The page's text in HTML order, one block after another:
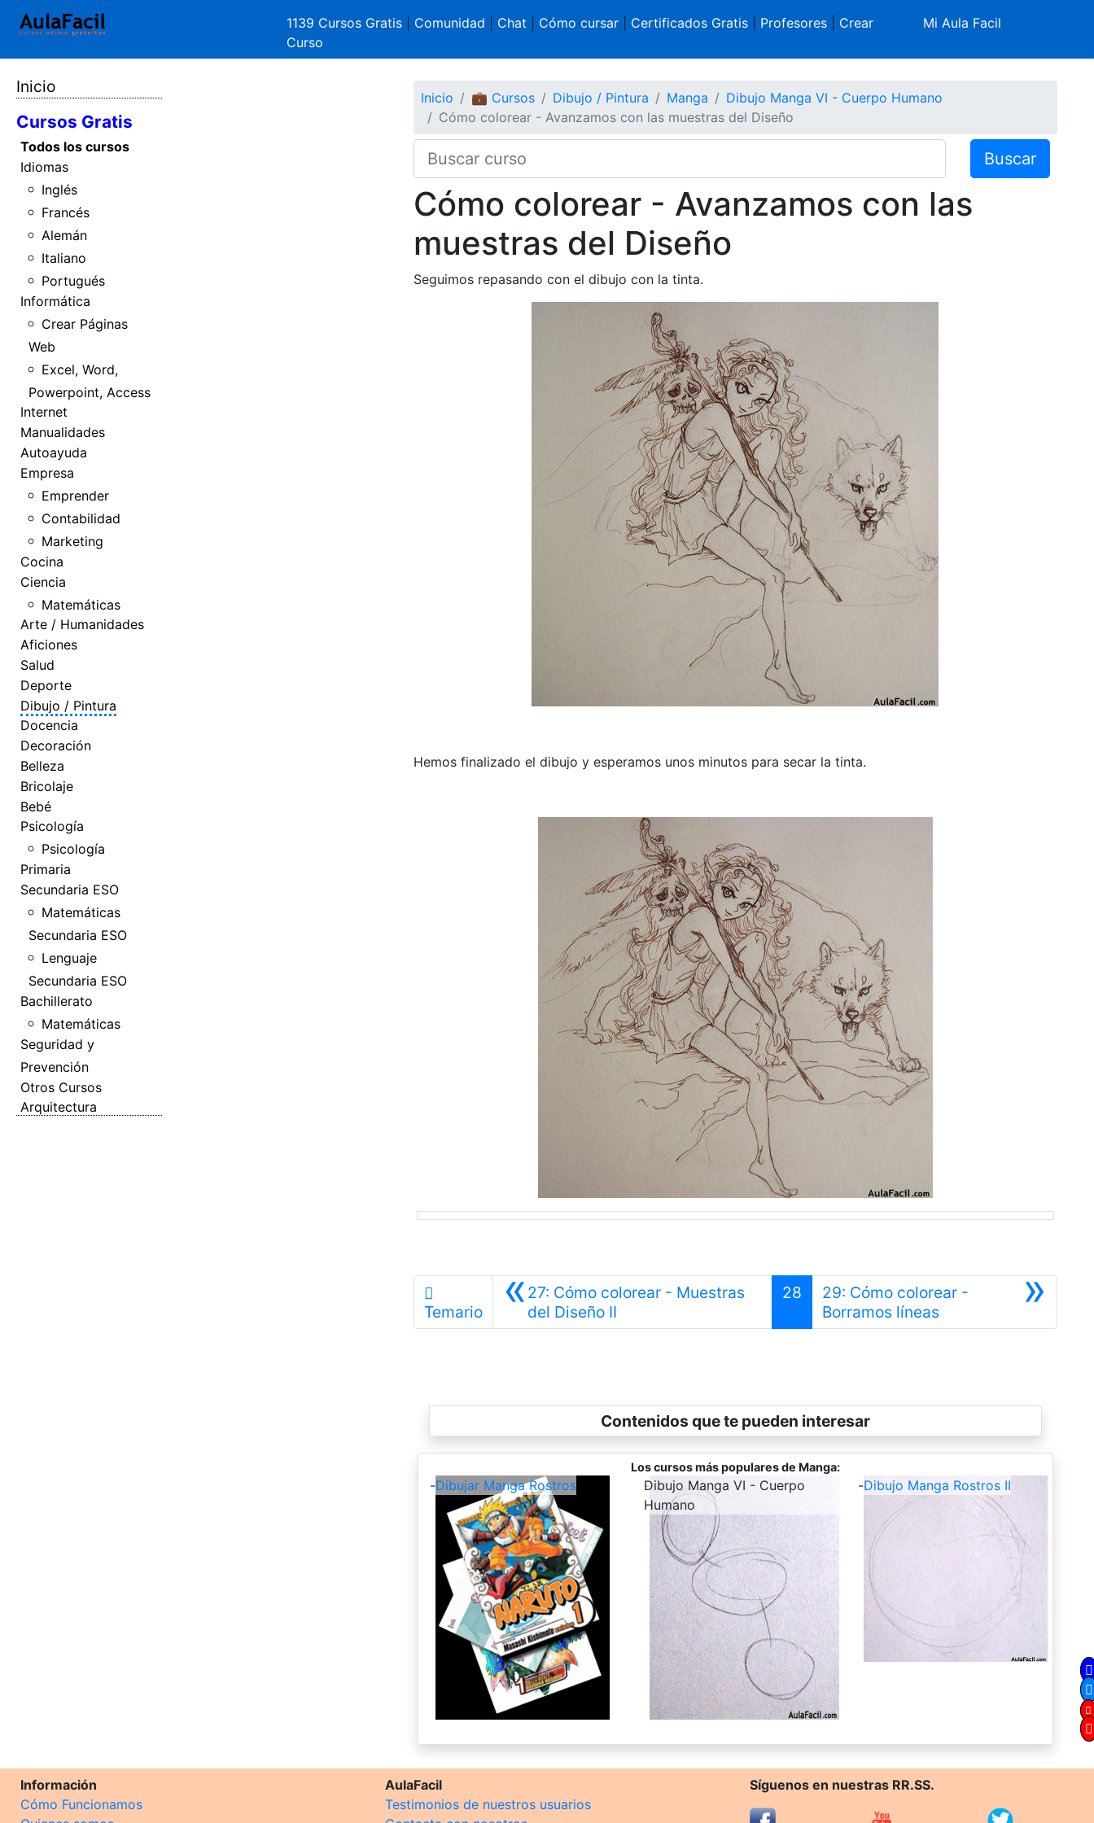
1139 Cursos Gratis Comunidad Chat Cómo cursar| Certificados Gratis| Profesores| Crear
Curso
Mi Aula Facil
Inicio
Cursos Gratis
Todos los cursos
Idiomas
Inglés
Francés
Alemán
Italiano
Portugués
Informática
Crear Páginas
Web
Excel, Word,
Powerpoint, Access
Internet
Manualidades
Autoayuda
Empresa
Emprender
Contabilidad
Marketing
Cocina
Ciencia
Matemáticas
Arte / Humanidades
Aficiones
Salud
Deporte
Dibujo / Pintura
Docencia
Decoración
Belleza
Bricolaje
Bebé
Psicología
Psicología
Primaria
Secundaria ESO
Matemáticas
Secundaria ESO
Lenguaje
Secundaria ESO
Bachillerato
Matemáticas
Seguridad y
Prevención
Otros Cursos
Arquitectura
Inicio 💼 Cursos Dibujo / Pintura Manga
Dibujo Manga VI - Cuerpo Humano
Cómo colorear - Avanzamos con las muestras del Diseño
Buscar
Cómo colorear - Avanzamos con las
muestras del Diseño
Seguimos repasando con el dibujo con la tinta.
Hemos finalizado el dibujo y esperamos unos minutos para secar la tinta.
Temario «27: Cómo colorear - Muestras
del Diseño IIAnterior
28 »
29: Cómo colorear -
Borramos líneasSiguiente
Contenidos que te pueden interesar
Los cursos más populares de Manga:
-Dibujar Manga Rostros -
Dibujo Manga VI - Cuerpo
Humano
-Dibujo Manga Rostros II
Información
Cómo Funcionamos
AulaFacil
Testimonios de nuestros usuarios
Síguenos en nuestras RR.SS.